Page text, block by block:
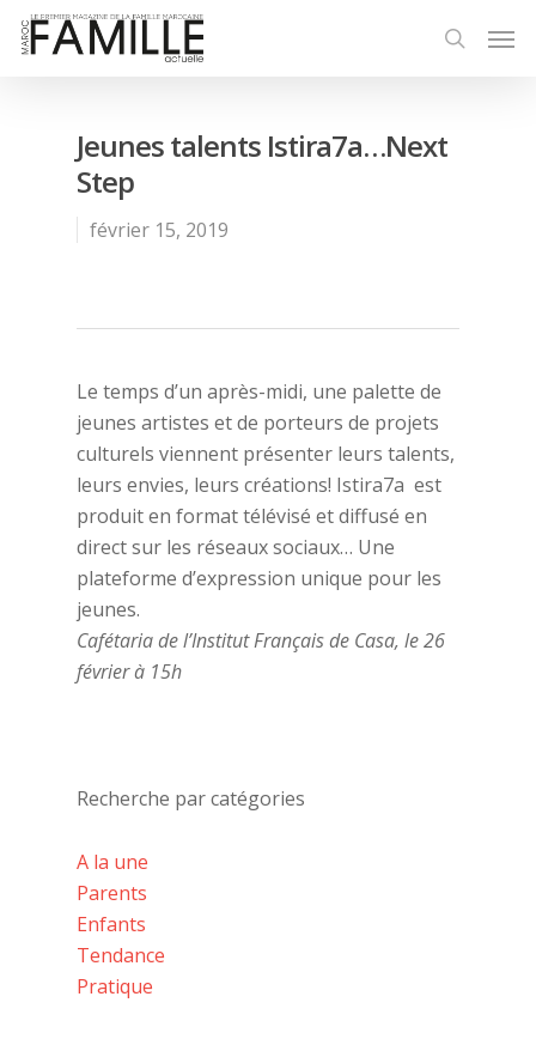
Jeunes talents Istira7a…Next
Step
février 15, 2019
Le temps d’un après-midi, une palette de
jeunes artistes et de porteurs de projets
culturels viennent présenter leurs talents,
leurs envies, leurs créations! Istira7a est
produit en format télévisé et diffusé en
direct sur les réseaux sociaux… Une
plateforme d’expression unique pour les
jeunes.
Cafétaria de l’Institut Français de Casa, le 26
février à 15h
Recherche par catégories
A la une
Parents
Enfants
Tendance
Pratique